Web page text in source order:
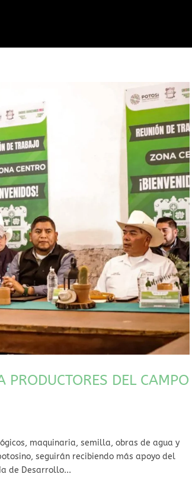
DEL CAMPO
maquinaria, semilla, obras de agua y
seguirán recibiendo más apoyo del
de Desarrollo...